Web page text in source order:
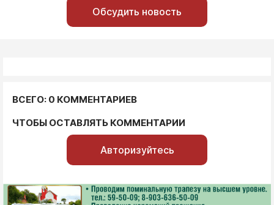
Обсудить новость
ВСЕГО: 0 КОММЕНТАРИЕВ
ЧТОБЫ ОСТАВЛЯТЬ КОММЕНТАРИИ
Авторизуйтесь